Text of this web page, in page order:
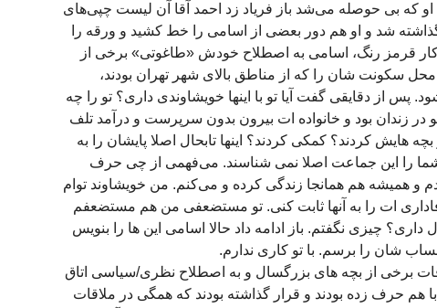
که بی حوصله می‌شد باز فریاد زد احمد آقا آن لیست چپی‌های
گذاشته شد و او هم دور بعضی از اسامی را خط کشید و ورقه را
قرمز رنگ، اسامی به اصطلاح خودش «طاغوتی» برخی از
سکونت شان را که از مناطق بالای شهر تهران بودند،
پس از دقایقی گفت آیا تو با اینها خویشاوندی داری؟ تو را چه
تو در زندان بود و خانواده ات بیرون بدون سرپرست و درآمد تلف
هایش کردند؟ کمکی کردند؟ اینها تابحال اصلا پایشان را به
را این جماعت اصلا نمی شناسند. می‌فهمی از چی حرف
و همیشه هم همانجا زندگی کرده و می‌کنم. من خویشاوند توام
ات را به آنها ثابت کنی. تو مستضعفی من هم مستضعفم
داری؟ چیزی نگفتم. باز ادامه داد حالا اسامی این ها را بنویس
شان را برسم. با تو کاری ندارم.
از بچه های بزرگسال و به اصطلاح نظری/سیاسی اتاق
هم حرف زده بودند و قرار گذاشته بودند که همگی در ملاقات